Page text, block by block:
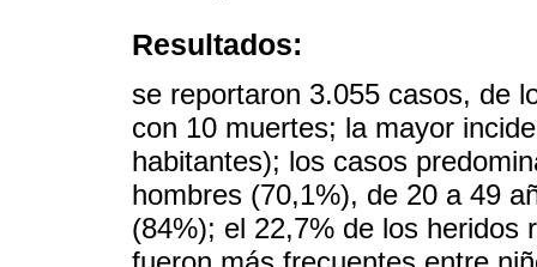
Resultados:
se reportaron 3.055 casos, de
con 10 muertes; la mayor
habitantes); los casos
hombres (70,1%), de 20 a 49
(84%); el 22,7% de los heridos